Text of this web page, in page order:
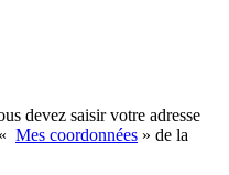
devez saisir votre adresse
Mes coordonnées » de la